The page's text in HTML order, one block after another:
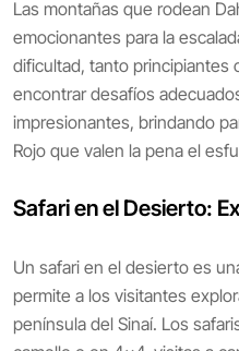
Las montañas que rodean
emocionantes para la
dificultad, tanto principiantes
encontrar desafíos
impresionantes, brindando
Rojo que valen la pena el
Safari en el Desierto:
Un safari en el desierto es
permite a los visitantes
península del Sinaí. Los